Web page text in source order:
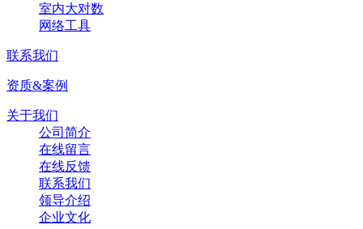
室内大对数
网络工具
联系我们
资质&案例
关于我们
公司简介
在线留言
在线反馈
联系我们
领导介绍
企业文化